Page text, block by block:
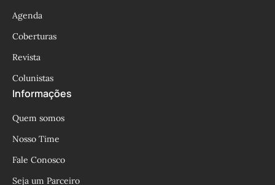
Agenda
Coberturas
Revista
Colunistas
Informações
Quem somos
Nosso Time
Fale Conosco
Seja um Parceiro